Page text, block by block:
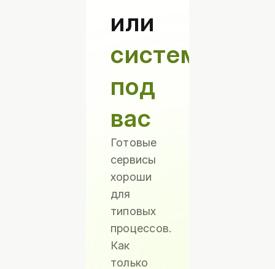
или
система
под
вас
Готовые
сервисы
хороши
для
типовых
процессов.
Как
только